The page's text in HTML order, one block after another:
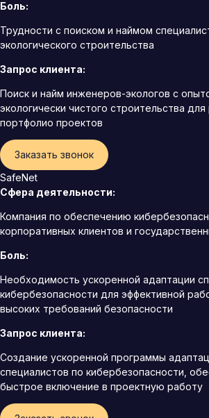
Боль:
Трудности с поиском и наймом
экологического строительства
Запрос клиента:
Поиск и найм инженеров-экологов с
экологически чистого строительства
портфолио проектов
Заказать звонок
SafeNet
Сфера деятельности:
Компания по обеспечению
корпоративных клиентов и
Боль:
Необходимость ускоренной адаптации
кибербезопасности для эффективной
высоких требований безопасности
Запрос клиента:
Создание ускоренной программы
специалистов по кибербезопасности,
быстрое включение в проектную работу